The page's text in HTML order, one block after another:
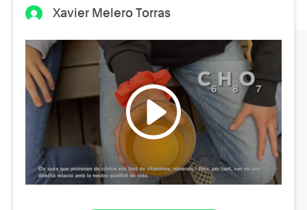
Xavier Melero Torras